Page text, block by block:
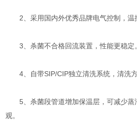
2、采用国内外优秀品牌电气控制，温
3、杀菌不合格回流装置，性能更稳定
4、自带SIP/CIP独立清洗系统，清洗方
5、杀菌段管道增加保温层，可减少蒸
观。